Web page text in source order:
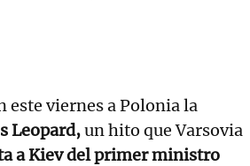
este viernes a Polonia la
Leopard,un hito que Varsovia
a Kiev del primer ministro